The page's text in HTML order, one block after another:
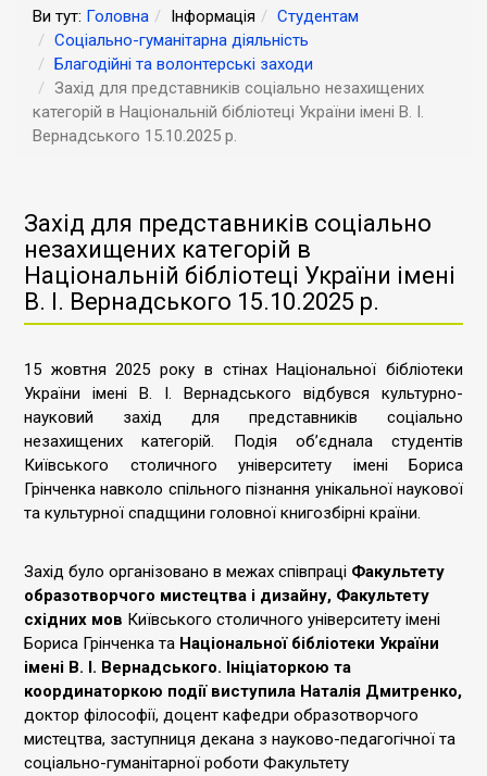
Ви тут: Головна Інформація
Студентам
Соціально-гуманітарна діяльність
Благодійні та волонтерські заходи
Захід для представників соціально незахищених
категорій в Національній бібліотеці України імені В. І.
Вернадського 15.10.2025 р.
Захід для представників соціально
незахищених категорій в
Національній бібліотеці України імені
В. І. Вернадського 15.10.2025 р.
15 жовтня 2025 року в стінах Національної бібліотеки
України імені В. І. Вернадського відбувся культурно-
науковий захід для представників соціально
незахищених категорій. Подія об’єднала студентів
Київського столичного університету імені Бориса
Грінченка навколо спільного пізнання унікальної наукової
та культурної спадщини головної книгозбірні країни.
Захід було організовано в межах співпраці Факультету
образотворчого мистецтва і дизайну, Факультету
східних мов Київського столичного університету імені
Бориса Грінченка та Національної бібліотеки України
імені В. І. Вернадського. Ініціаторкою та
координаторкою події виступила Наталія Дмитренко,
доктор філософії, доцент кафедри образотворчого
мистецтва, заступниця декана з науково-педагогічної та
соціально-гуманітарної роботи Факультету